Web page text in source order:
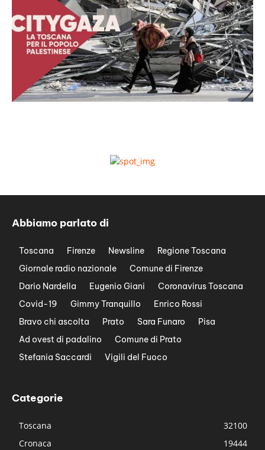
Abbiamo parlato di
Toscana Firenze Newsline
Regione Toscana
Giornale radio nazionale
Comune di Firenze
Dario Nardella
Eugenio Giani
Coronavirus Toscana
Covid-19
Gimmy Tranquillo
Enrico Rossi
Bravo chi ascolta
Prato Sara Funaro
Pisa
Ad ovest di padalino
Comune di Prato
Stefania Saccardi
Vigili del Fuoco
Categorie
Toscana
32100
Cronaca
19444